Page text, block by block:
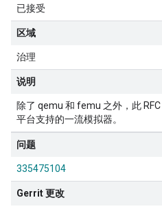
已接受
区域
治理
说明
除了 qemu 和 femu 之外，此
平台支持的一流模拟器。
问题
335475104
Gerrit 更改